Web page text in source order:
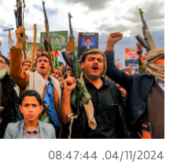
04/11/2024, 08:47:44